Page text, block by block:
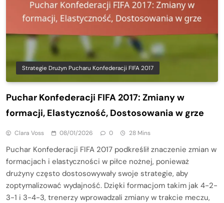
Strategie Drużyn Pucharu Konfederacji FIFA 2017
Puchar Konfederacji FIFA 2017: Zmiany w
formacji, Elastyczność, Dostosowania w grze
Clara Voss 08/01/2026 0 28 Mins
Puchar Konfederacji FIFA 2017 podkreślił znaczenie zmian w
formacjach i elastyczności w piłce nożnej, ponieważ
drużyny często dostosowywały swoje strategie, aby
zoptymalizować wydajność. Dzięki formacjom takim jak 4-2-
3-1 i 3-4-3, trenerzy wprowadzali zmiany w trakcie meczu,